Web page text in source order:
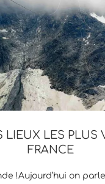
LIEUX LES PLUS
FRANCE
!Aujourd’hui on